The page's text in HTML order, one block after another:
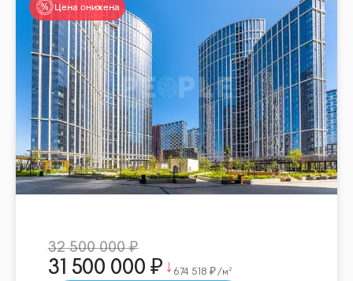
Цена снижена
32 500 000
31 500 000 674 518 /м²